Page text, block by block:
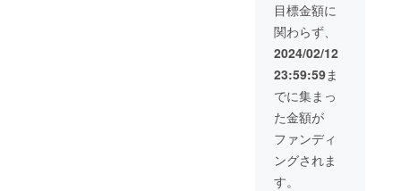
す。 ※
ご注文
状況、
使用部
材の供
給状
況、製
造工程
上の都
合等に
より出
荷時期
ら、
ウォル
ナット
の４色
からお
選びい
ただけ
ます。
※プロ
ジェク
ト終了
後、リ
目標金額に
関わらず、
2024/02/12
23:59:59ま
でに集まっ
た金額が
ファンディ
ングされま
す。